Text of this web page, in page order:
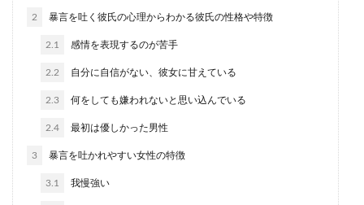
い、という女性...
自信がないと恋愛に臆病になりがち自
分に自信をつける方法
恋愛に対して前向きな人と後ろ向きな人にはどん
な違いがあるのでしょうか。 恋愛をしたいと思っ
2 暴言を吐く彼氏の心理からわかる彼氏の性格や特徴
2.1 感情を表現するのが苦手
2.2 自分に自信がない、彼女に甘えている
2.3 何をしても嫌われないと思い込んでいる
2.4 最初は優しかった男性
3 暴言を吐かれやすい女性の特徴
3.1 我慢強い